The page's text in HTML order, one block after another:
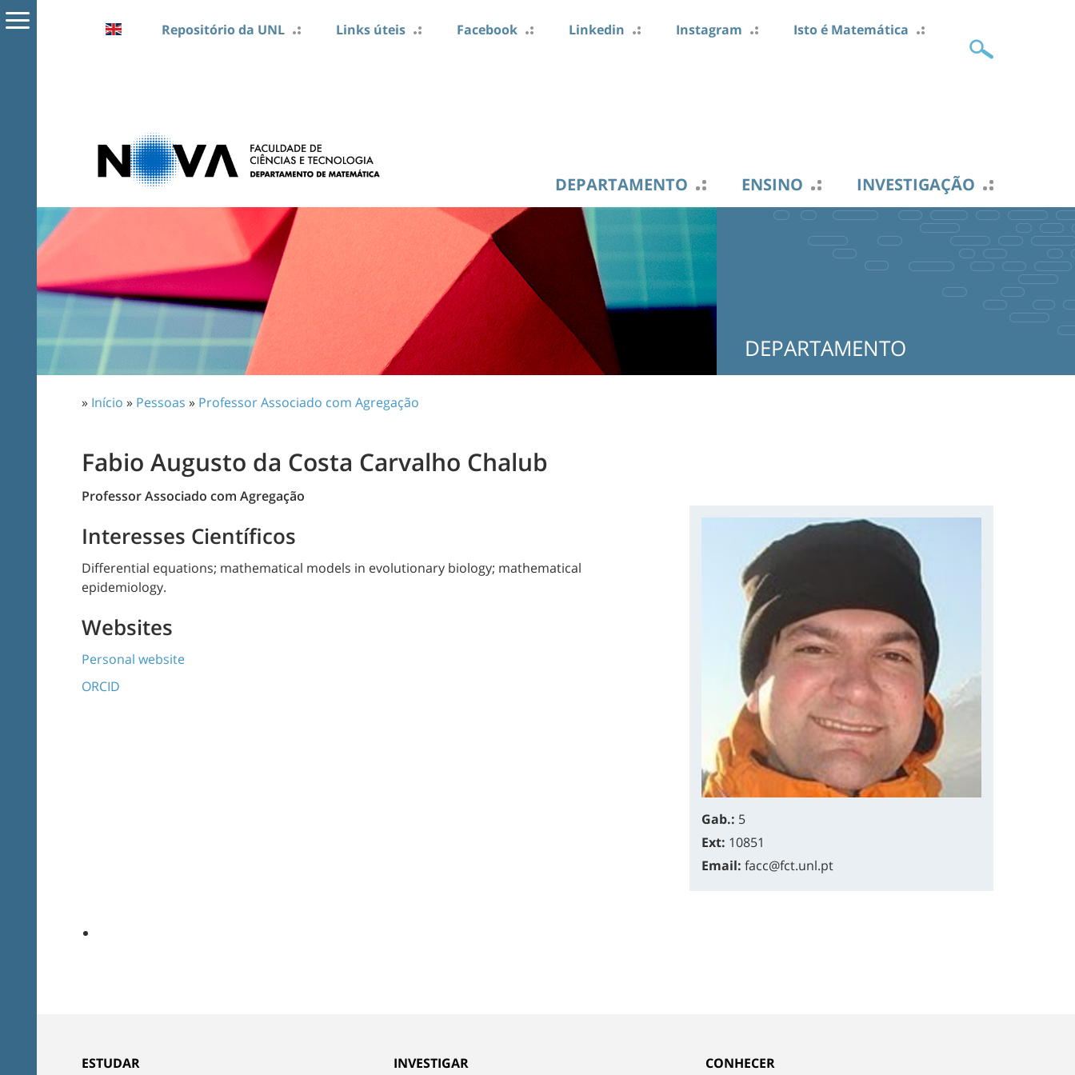
Repositório da UNL Links úteis Facebook Linkedin Instagram Isto é Matemática
DEPARTAMENTO ENSINO INVESTIGAÇÃO
DEPARTAMENTO
» Início » Pessoas » Professor Associado com Agregação
Fabio Augusto da Costa Carvalho Chalub
Professor Associado com Agregação
Gab.: 5
Ext: 10851
Email: facc@fct.unl.pt
Interesses Científicos
Differential equations; mathematical models in evolutionary biology; mathematical
epidemiology.
Websites
Personal website
ORCID
ESTUDAR
INVESTIGAR
CONHECER